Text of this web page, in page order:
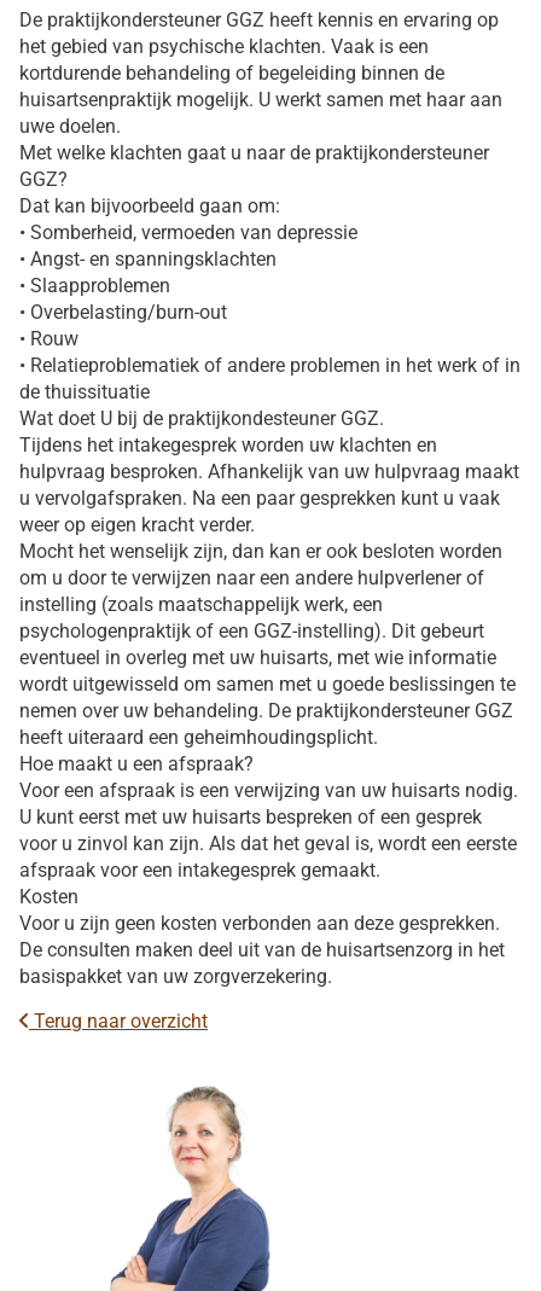
De praktijkondersteuner GGZ heeft kennis en ervaring op
het gebied van psychische klachten. Vaak is een
kortdurende behandeling of begeleiding binnen de
huisartsenpraktijk mogelijk. U werkt samen met haar aan
uwe doelen.
Met welke klachten gaat u naar de praktijkondersteuner
GGZ?
Dat kan bijvoorbeeld gaan om:
• Somberheid, vermoeden van depressie
• Angst- en spanningsklachten
• Slaapproblemen
• Overbelasting/burn-out
• Rouw
• Relatieproblematiek of andere problemen in het werk of in
de thuissituatie
Wat doet U bij de praktijkondesteuner GGZ.
Tijdens het intakegesprek worden uw klachten en
hulpvraag besproken. Afhankelijk van uw hulpvraag maakt
u vervolgafspraken. Na een paar gesprekken kunt u vaak
weer op eigen kracht verder.
Mocht het wenselijk zijn, dan kan er ook besloten worden
om u door te verwijzen naar een andere hulpverlener of
instelling (zoals maatschappelijk werk, een
psychologenpraktijk of een GGZ-instelling). Dit gebeurt
eventueel in overleg met uw huisarts, met wie informatie
wordt uitgewisseld om samen met u goede beslissingen te
nemen over uw behandeling. De praktijkondersteuner GGZ
heeft uiteraard een geheimhoudingsplicht.
Hoe maakt u een afspraak?
Voor een afspraak is een verwijzing van uw huisarts nodig.
U kunt eerst met uw huisarts bespreken of een gesprek
voor u zinvol kan zijn. Als dat het geval is, wordt een eerste
afspraak voor een intakegesprek gemaakt.
Kosten
Voor u zijn geen kosten verbonden aan deze gesprekken.
De consulten maken deel uit van de huisartsenzorg in het
basispakket van uw zorgverzekering.
Terug naar overzicht